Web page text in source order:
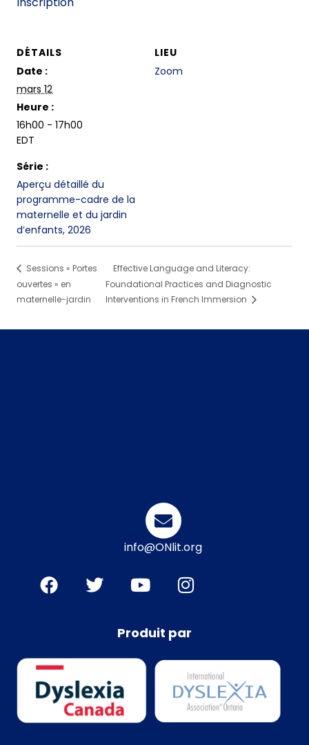
DÉTAILS
Date :
mars 12
Heure :
16h00 - 17h00
EDT
Série :
Aperçu détaillé du
programme-cadre de la
maternelle et du jardin
d’enfants, 2026
LIEU
Zoom
Sessions « Portes
ouvertes » en
maternelle-jardin
Effective Language and Literacy:
Foundational Practices and Diagnostic
Interventions in French Immersion
info@ONlit.org
Produit par